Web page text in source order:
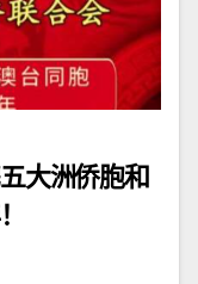
大洲侨胞和